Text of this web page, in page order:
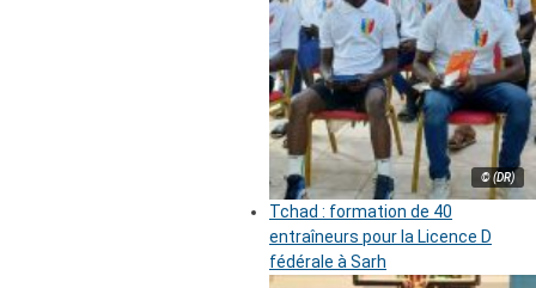
© (DR)
Tchad : formation de 40
entraîneurs pour la Licence D
fédérale à Sarh